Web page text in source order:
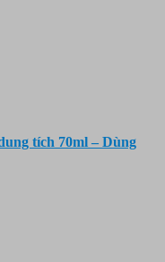
tích 70ml – Dùng